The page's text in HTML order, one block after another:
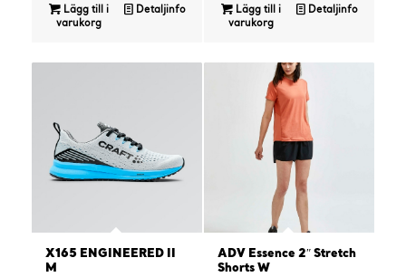
Lägg till i
varukorg
Detaljinfo
Lägg till i
varukorg
Detaljinfo
X165 ENGINEERED II
M
ADV Essence 2″ Stretch
Shorts W